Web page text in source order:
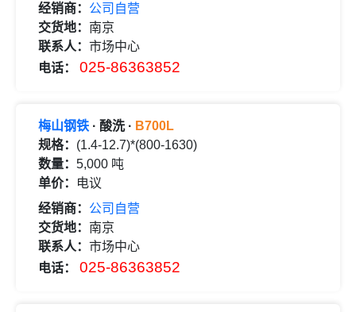
经销商： 公司自营
交货地： 南京
联系人： 市场中心
电话：
025-86363852
梅山钢铁 · 酸洗 · B700L
规格： (1.4-12.7)*(800-1630)
数量： 5,000 吨
单价：
电议
经销商： 公司自营
交货地： 南京
联系人： 市场中心
电话：
025-86363852